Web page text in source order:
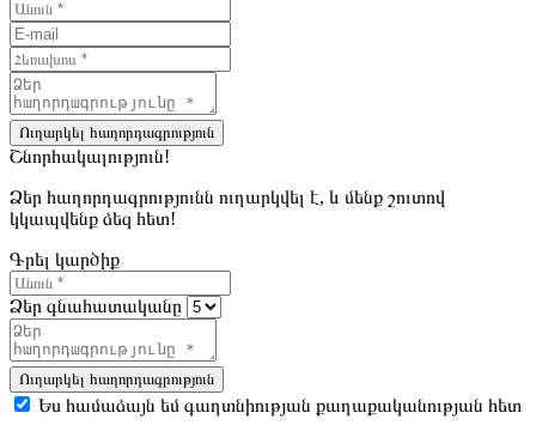
Ուղարկել հաղորդագրություն
Շնորհակալություն!
Ձեր հաղորդագրությունն ուղարկվել է, և մենք շուտով
կկապվենք ձեզ հետ!
Գրել կարծիք
Ձեր գնահատականը
Ուղարկել հաղորդագրություն
Ես համաձայն եմ գաղտնիության քաղաքականության հետ